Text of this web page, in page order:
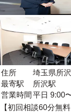
住所
埼玉県所
最寄駅
所沢駅
営業時間 平日 9:00
【初回相談60分無